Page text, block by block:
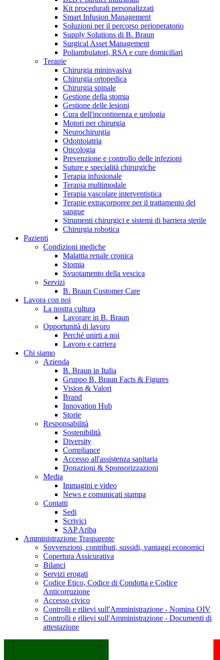
Catalogo prodotti
Trova il prodotto che stai cercando. Visita il catalogo B.
Braun con il nostro portfolio completo.
Hai domande o richieste? Scrivici per entrare subito in
contatto con un nostro referente.
B. Braun in Italia
Scopri chi siamo ed entra nel mondo di B. Braun in Italia: 4
sedi, 4 aziende, più di 700 dipendenti e un Centro di
Eccellenza a livello globale.
Kit procedurali personalizzati
Smart Infusion Management
Soluzioni per il percorso perioperatorio
Supply Solutions di B. Braun
Surgical Asset Management
Poliambulatori, RSA e cure domiciliari
Terapie
Chirurgia mininvasiva
Chirurgia ortopedica
Chirurgia spinale
Gestione della stomia
Gestione delle lesioni
Cura dell'incontinenza e urologia
Motori per chirurgia
Neurochirurgia
Odontoiatria
Oncologia
Prevenzione e controllo delle infezioni
Suture e specialità chirurgiche
Terapia infusionale
Terapia multimodale
Terapia vascolare interventistica
Terapie extracorporee per il trattamento del
sangue
Strumenti chirurgici e sistemi di barriera sterile
Chirurgia robotica
Pazienti
Condizioni mediche
Malattia renale cronica
Stomia
Svuotamento della vescica
Servizi
B. Braun Customer Care
Lavora con noi
La nostra cultura
Lavorare in B. Braun
Opportunità di lavoro
Perché unirti a noi
Lavoro e carriera
Chi siamo
Azienda
B. Braun in Italia
Gruppo B. Braun Facts & Figures
Vision & Valori
Brand
Innovation Hub
Storie
Responsabilità
Sostenibilità
Diversity
Compliance
Accesso all'assistenza sanitaria
Donazioni & Sponsorizzazioni
Media
Immagini e video
News e comunicati stampa
Contatti
Sedi
Scrivici
SAP Ariba
Amministrazione Trasparente
Sovvenzioni, contributi, sussidi, vantaggi economici
Copertura Assicurativa
Bilanci
Servizi erogati
Codice Etico, Codice di Condotta e Codice
Anticorruzione
Accesso civico
Controlli e rilievi sull'Amministrazione - Nomina OIV
Controlli e rilievi sull'Amministrazione - Documenti di
attestazione